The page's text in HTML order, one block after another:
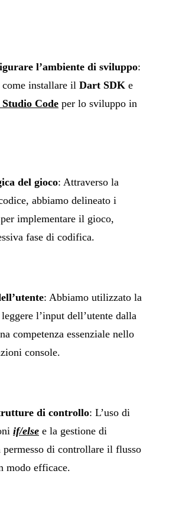
l’ambiente di sviluppo:
installare il Dart SDK e
Code per lo sviluppo in
del gioco: Attraverso la
abbiamo delineato i
implementare il gioco,
fase di codifica.
: Abbiamo utilizzato la
l’input dell’utente dalla
competenza essenziale nello
console.
di controllo: L’uso di
if/else e la gestione di
permesso di controllare il flusso
modo efficace.